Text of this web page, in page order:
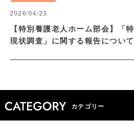
2026/04/23
【特別養護老人ホーム部会】「
現状調査」に関する報告について
カテゴリー